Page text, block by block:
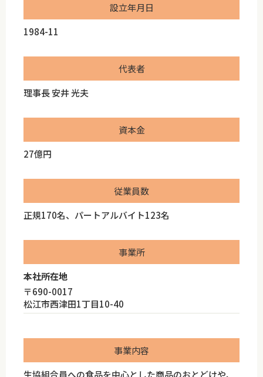
設立年月日
1984-11
代表者
理事長 安井 光夫
資本金
27億円
従業員数
正規170名、パートアルバイト123名
事業所
本社所在地
〒690-0017
松江市西津田1丁目10-40
事業内容
生協組合員への食品を中心とした商品のおとどけや、